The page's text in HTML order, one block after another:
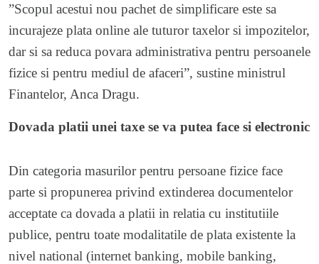
”Scopul acestui nou pachet de simplificare este sa
incurajeze plata online ale tuturor taxelor si impozitelor,
dar si sa reduca povara administrativa pentru persoanele
fizice si pentru mediul de afaceri”, sustine ministrul
Finantelor, Anca Dragu.
Dovada platii unei taxe se va putea face si electronic
Din categoria masurilor pentru persoane fizice face
parte si propunerea privind extinderea documentelor
acceptate ca dovada a platii in relatia cu institutiile
publice, pentru toate modalitatile de plata existente la
nivel national (internet banking, mobile banking,